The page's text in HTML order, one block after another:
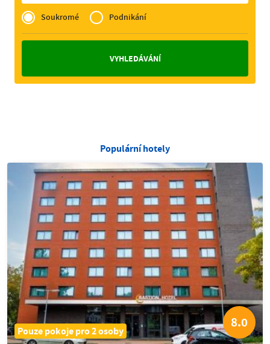
Privé
of
Zakelijk
Soukromé Podnikání
Populární hotely
Pouze pokoje pro 2 osoby
8.0